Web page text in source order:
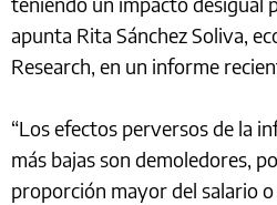
apunta Rita Sánchez Soliva,
Research, en un informe
“Los efectos perversos de la
más bajas son demoledores,
proporción mayor del salario o